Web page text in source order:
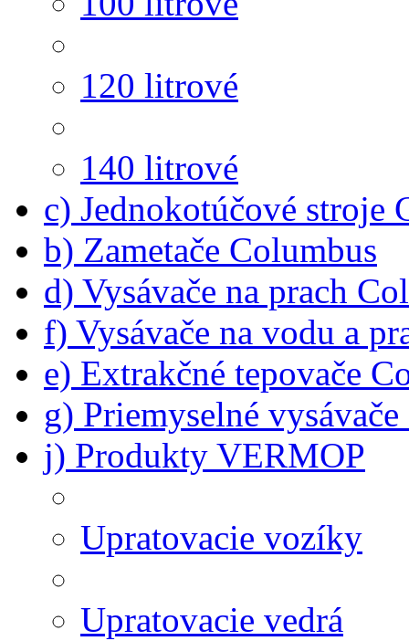
120 litrové
140 litrové
c) Jednokotúčové stroje
b) Zametače Columbus
d) Vysávače na prach
f) Vysávače na vodu a
e) Extrakčné tepovače
g) Priemyselné
j) Produkty VERMOP
Upratovacie vozíky
Upratovacie vedrá